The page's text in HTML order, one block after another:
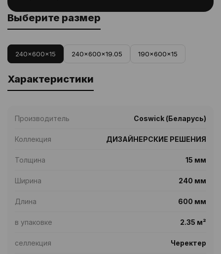
Выберите размер
240x600x15 240x600x19.05 190x600x15
Характеристики
Производитель Coswick (Беларусь)
Коллекция ДИЗАЙНЕРСКИЕ РЕШЕНИЯ
Толщина 15 мм
Ширина 240 мм
Длина 600 мм
в упаковке 2.35 м²
селлекция Черектер